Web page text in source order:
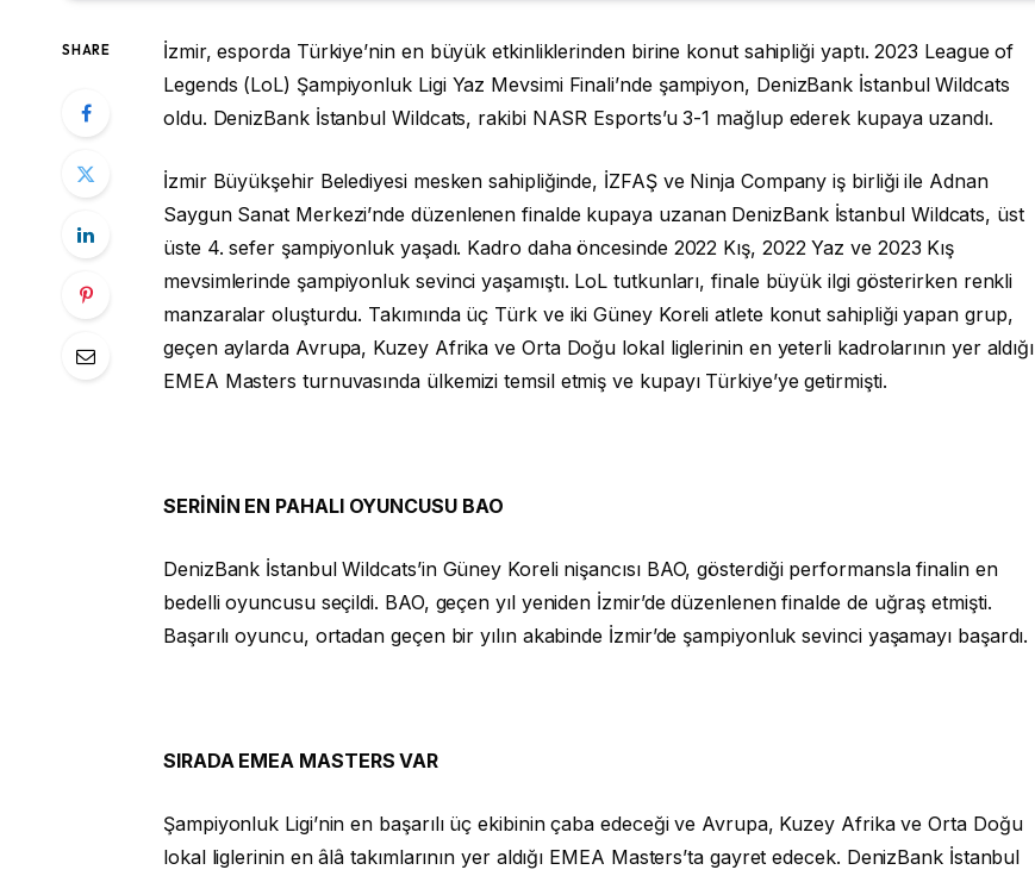
SHARE
İzmir, esporda Türkiye’nin en büyük etkinliklerinden birine konut sahipliği yaptı. 2023 League of
Legends (LoL) Şampiyonluk Ligi Yaz Mevsimi Finali’nde şampiyon, DenizBank İstanbul Wildcats
oldu. DenizBank İstanbul Wildcats, rakibi NASR Esports’u 3-1 mağlup ederek kupaya uzandı.
İzmir Büyükşehir Belediyesi mesken sahipliğinde, İZFAŞ ve Ninja Company iş birliği ile Adnan
Saygun Sanat Merkezi’nde düzenlenen finalde kupaya uzanan DenizBank İstanbul Wildcats, üst
üste 4. sefer şampiyonluk yaşadı. Kadro daha öncesinde 2022 Kış, 2022 Yaz ve 2023 Kış
mevsimlerinde şampiyonluk sevinci yaşamıştı. LoL tutkunları, finale büyük ilgi gösterirken renkli
manzaralar oluşturdu. Takımında üç Türk ve iki Güney Koreli atlete konut sahipliği yapan grup,
geçen aylarda Avrupa, Kuzey Afrika ve Orta Doğu lokal liglerinin en yeterli kadrolarının yer aldığı
EMEA Masters turnuvasında ülkemizi temsil etmiş ve kupayı Türkiye’ye getirmişti.
SERİNİN EN PAHALI OYUNCUSU BAO
DenizBank İstanbul Wildcats’in Güney Koreli nişancısı BAO, gösterdiği performansla finalin en
bedelli oyuncusu seçildi. BAO, geçen yıl yeniden İzmir’de düzenlenen finalde de uğraş etmişti.
Başarılı oyuncu, ortadan geçen bir yılın akabinde İzmir’de şampiyonluk sevinci yaşamayı başardı.
SIRADA EMEA MASTERS VAR
Şampiyonluk Ligi’nin en başarılı üç ekibinin çaba edeceği ve Avrupa, Kuzey Afrika ve Orta Doğu
lokal liglerinin en âlâ takımlarının yer aldığı EMEA Masters’ta gayret edecek. DenizBank İstanbul